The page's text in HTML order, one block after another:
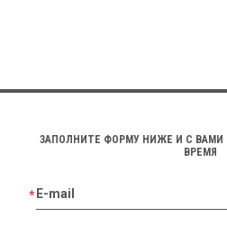
ЗАПОЛНИТЕ ФОРМУ НИЖЕ И С
ВРЕМЯ
E-mail